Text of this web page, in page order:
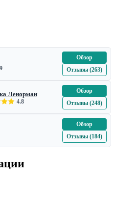
Обзор
Отзывы (263)
Ленорман
4.8
Обзор
Отзывы (248)
Обзор
Отзывы (184)